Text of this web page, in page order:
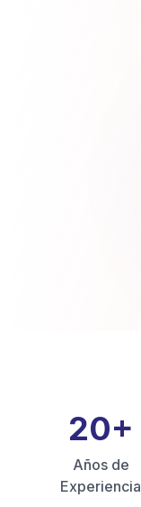
20+
Años de
Experiencia